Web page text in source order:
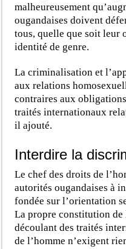
malheureusement
ougandaises doivent
tous, quelle que soit leur
identité de genre.
La criminalisation et
aux relations
contraires aux
traités internationaux
il ajouté.
Interdire la
Le chef des droits de
autorités ougandaises à
fondée sur l’orientation
La propre constitution de
découlant des traités
de l’homme n’exigent